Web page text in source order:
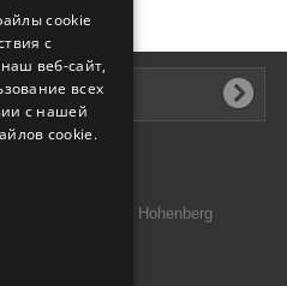
Str. 13 95691 Hohenberg
cookie
с
веб-сайт,
всех
с нашей
cookie.